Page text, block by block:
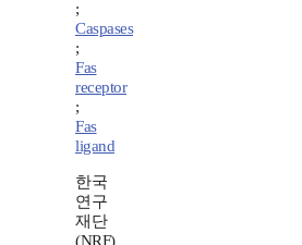
;
Caspases
;
Fas
receptor
;
Fas
ligand
한국
연구
재단
(NRF)